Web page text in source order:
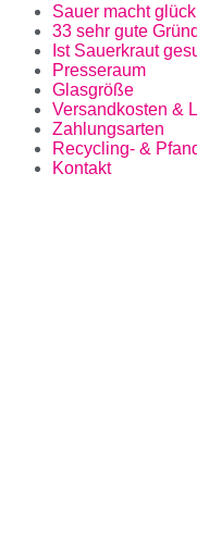
Sauer macht
33 sehr gute
Ist Sauerkraut
Presseraum
Glasgröße
Versandkosten &
Zahlungsarten
Recycling- &
Kontakt